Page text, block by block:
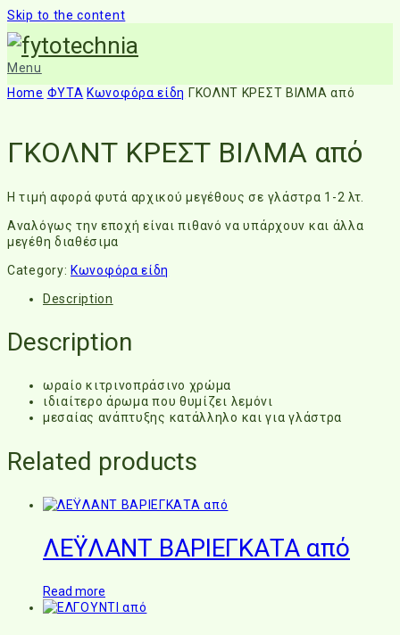
Skip to the content
Menu
Home ΦΥΤΑ Κωνοφόρα είδη ΓΚΟΛΝΤ ΚΡΕΣΤ ΒΙΛΜΑ από
ΓΚΟΛΝΤ ΚΡΕΣΤ ΒΙΛΜΑ από
Η τιμή αφορά φυτά αρχικού μεγέθους σε γλάστρα 1-2 λτ.
Αναλόγως την εποχή είναι πιθανό να υπάρχουν και άλλα
μεγέθη διαθέσιμα
Category: Κωνοφόρα είδη
Description
Description
ωραίο κιτρινοπράσινο χρώμα
ιδιαίτερο άρωμα που θυμίζει λεμόνι
μεσαίας ανάπτυξης κατάλληλο και για γλάστρα
Related products
ΛΕΫΛΑΝΤ ΒΑΡΙΕΓΚΑΤΑ από
Read more